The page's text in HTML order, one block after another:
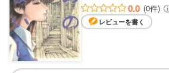
0.0 (0件)
レビューを書く